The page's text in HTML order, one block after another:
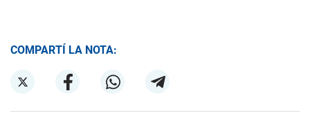
COMPARTÍ LA NOTA: